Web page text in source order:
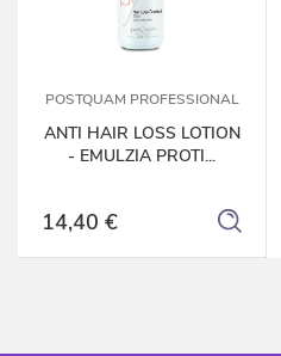
POSTQUAM PROFESSIONAL
ANTI HAIR LOSS LOTION
- EMULZIA PROTI...
14,40 €